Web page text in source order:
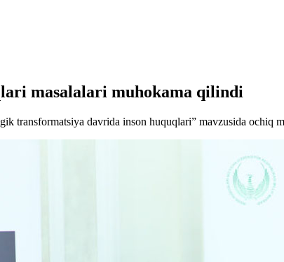
masalalari muhokama qilindi
transformatsiya davrida inson huquqlari” mavzusida ochiq